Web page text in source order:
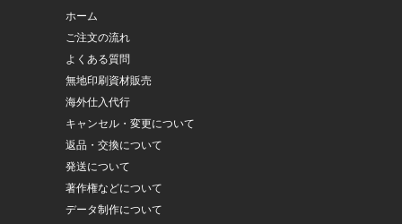
ホーム
ご注文の流れ
よくある質問
無地印刷資材販売
海外仕入代行
キャンセル・変更について
返品・交換について
発送について
著作権などについて
データ制作について